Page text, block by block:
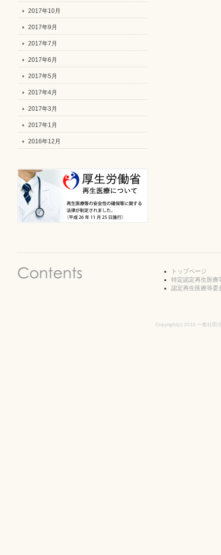
2017年10月
2017年9月
2017年7月
2017年6月
2017年5月
2017年4月
2017年3月
2017年1月
2016年12月
トップページ
特定認定再生医療
認定再生医療等委
Copyright(c) 2016 一般社団